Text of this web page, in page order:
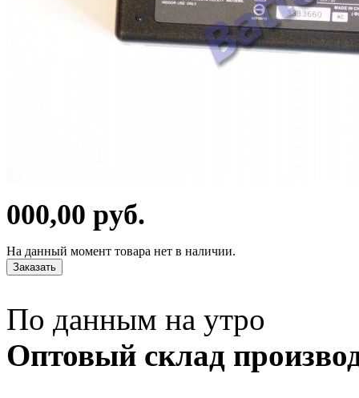
000,00 руб.
На данный момент товара нет в наличии.
Заказать
По данным на утро
Оптовый склад